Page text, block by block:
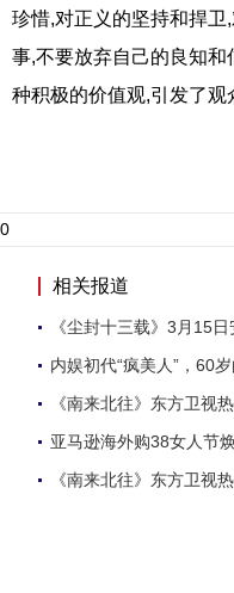
珍惜,对正义的坚持和捍
事,不要放弃自己的良知
种积极的价值观,引发了观
0
相关报道
《尘封十三载》3月15
内娱初代“疯美人”，60
《南来北往》东方卫视
亚马逊海外购38女人节
《南来北往》东方卫视